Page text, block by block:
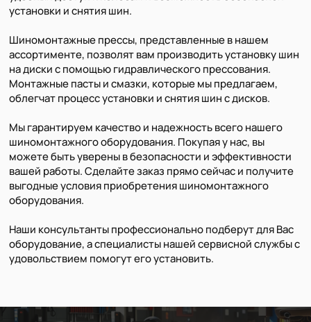
установки и снятия шин.
Шиномонтажные прессы, представленные в нашем
ассортименте, позволят вам производить установку шин
на диски с помощью гидравлического прессования.
Монтажные пасты и смазки, которые мы предлагаем,
облегчат процесс установки и снятия шин с дисков.
Мы гарантируем качество и надежность всего нашего
шиномонтажного оборудования. Покупая у нас, вы
можете быть уверены в безопасности и эффективности
вашей работы. Сделайте заказ прямо сейчас и получите
выгодные условия приобретения шиномонтажного
оборудования.
Наши консультанты профессионально подберут для Вас
оборудование, а специалисты нашей сервисной службы с
удовольствием помогут его установить.